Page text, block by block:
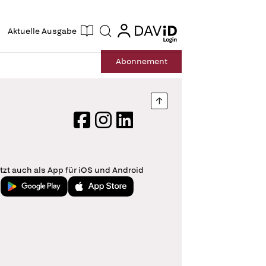
Aktuelle Ausgabe Suche login
login
Abonnement
Nach oben springen
FacebookInstagram
LinkedIn
auch als App für iOS und Android
Jetzt bei Google PlayLaden im App Store